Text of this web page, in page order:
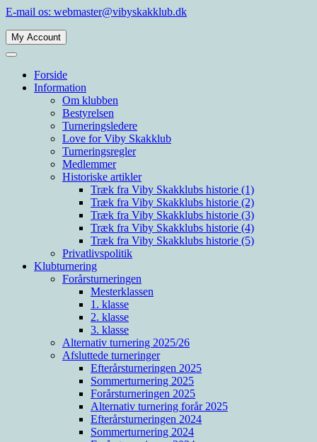
Spring
indhold
E-mail os: webmaster@vibyskakklub.dk
Viby Skakklub
Velkommen til Viby Skakklubs hjemmeside. Viby Skakklub er en af
Århus' og Danmarks største skakklubber med spillere i alle styrkelag.
My Account
Forside
Information
Om klubben
Bestyrelsen
Turneringsledere
Love for Viby Skakklub
Turneringsregler
Medlemmer
Historiske artikler
Træk fra Viby Skakklubs historie (1)
Træk fra Viby Skakklubs historie (2)
Træk fra Viby Skakklubs historie (3)
Træk fra Viby Skakklubs historie (4)
Træk fra Viby Skakklubs historie (5)
Privatlivspolitik
Klubturnering
Forårsturneringen
Mesterklassen
1. klasse
2. klasse
3. klasse
Alternativ turnering 2025/26
Afsluttede turneringer
Efterårsturneringen 2025
Sommerturnering 2025
Forårsturneringen 2025
Alternativ turnering forår 2025
Efterårsturneringen 2024
Sommerturnering 2024